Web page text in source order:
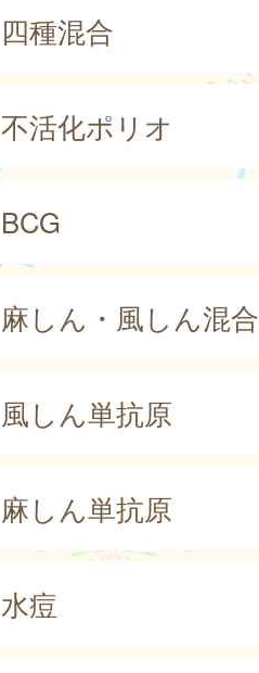
四種混合
不活化ポリオ
BCG
麻しん・風しん混合
風しん単抗原
麻しん単抗原
水痘